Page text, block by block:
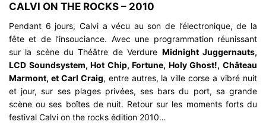
CALVI ON THE ROCKS – 2010
Pendant 6 jours, Calvi a vécu au son de l’électronique, de la
fête et de l’insouciance. Avec une programmation réunissant
sur la scène du Théâtre de Verdure Midnight Juggernauts,
LCD Soundsystem, Hot Chip, Fortune, Holy Ghost!, Château
Marmont, et Carl Craig, entre autres, la ville corse a vibré nuit
et jour, sur ses plages privées, ses bars du port, sa grande
scène ou ses boîtes de nuit. Retour sur les moments forts du
festival Calvi on the rocks édition 2010…